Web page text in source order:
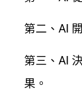
第二、AI
第三、AI
果。